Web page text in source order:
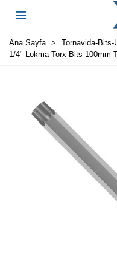
Ana Sayfa > Tornavida-Bits-
1/4" Lokma Torx Bits 100mm